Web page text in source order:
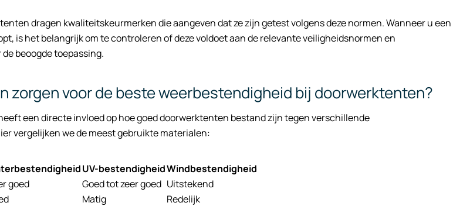
dragen kwaliteitskeurmerken die aangeven dat ze zijn getest volgens deze normen. Wanneer u een
is het belangrijk om te controleren of deze voldoet aan de relevante veiligheidsnormen en
beoogde toepassing.
zorgen voor de beste weerbestendigheid bij doorwerktenten?
een directe invloed op hoe goed doorwerktenten bestand zijn tegen verschillende
vergelijken we de meest gebruikte materialen:
UV-bestendigheidWindbestendigheid
goed Goed tot zeer goed Uitstekend
Matig
Redelijk